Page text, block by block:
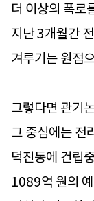
더 이상의 폭로
지난 3개월간
겨루기는 원점
그렇다면 관기
그 중심에는 전
덕진동에 건립
1089억 원의